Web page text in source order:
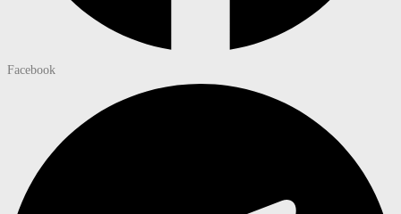
Facebook